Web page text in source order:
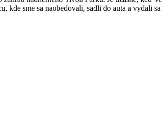
sme sa naobedovali, sadli do auta a vydali sa